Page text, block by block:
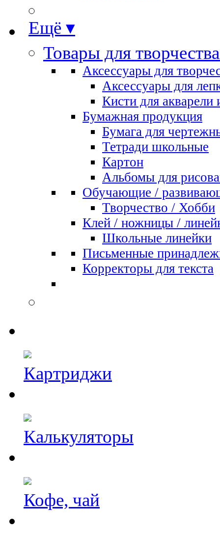
Ещё ▾
Товары для
Аксессуары для
Аксессуары для
Кисти для акварели
Бумажная продукция
Бумага для
Тетради школьные
Картон
Альбомы для
Обучающие /
Творчество / Хобби
Клей / ножницы /
Школьные линейки
Письменные
Корректоры для текста
Картриджи
Калькуляторы
Кофе, чай